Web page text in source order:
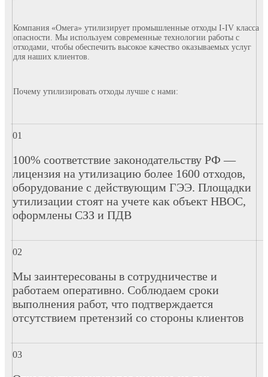
Компания «Омега» утилизирует промышленные отходы I-IV класса
опасности. Мы используем современные технологии работы с
отходами, чтобы обеспечить высокое качество оказываемых услуг
для наших клиентов.
Почему утилизировать отходы лучше с нами:
100% соответствие законодательству РФ —
лицензия на утилизацию более 1600 отходов,
оборудование с действующим ГЭЭ. Площадки
утилизации стоят на учете как объект НВОС,
оформлены СЗЗ и ПДВ
Мы заинтересованы в сотрудничестве и
работаем оперативно. Соблюдаем сроки
выполнения работ, что подтверждается
отсутствием претензий со стороны клиентов